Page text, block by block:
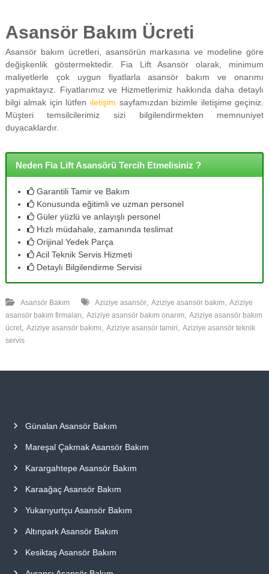
Asansör Bakım Ücreti
Asansör bakım ücretleri, asansörün markasına ve modeline göre
değişkenlik göstermektedir. Fia Lift Asansör olarak, minimum
maliyetlerle çok uygun fiyatlarla asansör bakım ve onarımı
yapmaktayız. Fiyatlarımız ve Hizmetlerimiz hakkında daha detaylı
bilgi almak için lütfen iletişim sayfamızdan bizimle iletişime geçiniz.
Müşteri temsilcilerimiz sizi bilgilendirmekten memnuniyet
duyacaklardır.
Neden Fia Lift Asansörü Tercih Etmelisiniz ?
Garantili Tamir ve Bakım
Konusunda eğitimli ve uzman personel
Güler yüzlü ve anlayışlı personel
Hızlı müdahale, zamanında teslimat
Orijinal Yedek Parça
Acil Teknik Servis Hizmeti
Detaylı Bilgilendirme Servisi
Asansör Bakım Aziziye asansör, Aziziye asansör bakım
Aziziye
asansör bakım firmaları
Aziziye asansör bakım onarım
Aziziye asansör bakım
ücret, Aziziye asansör bakımı Aziziye asansör tamiri
Aziziye asansör teknik
servis
Günalan Asansör Bakım
Mareşal Çakmak Asansör Bakım
Karargahtepe Asansör Bakım
Karaağaç Asansör Bakım
Yukarıyurtçu Asansör Bakım
Altınpark Asansör Bakım
Kesiktaş Asansör Bakım